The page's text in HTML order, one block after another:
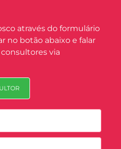
através do formulário
no botão abaixo e falar
via